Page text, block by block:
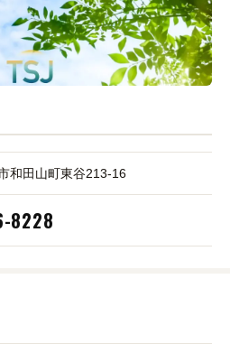
和田山町東谷213-16
8228